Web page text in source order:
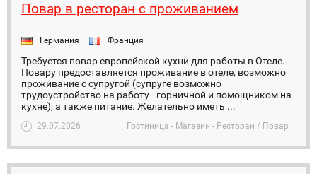
Повар в ресторан с проживанием
Германия Франция
Требуется повар европейской кухни для работы в Отеле.
Повару предоставляется проживание в отеле, возможно
проживание с супругой (супруге возможно
трудоустройство на работу - горничной и помощником на
кухне), а также питание. Желательно иметь ...
29.07.2026 Гостиница - Магазин - Ресторан / Повар